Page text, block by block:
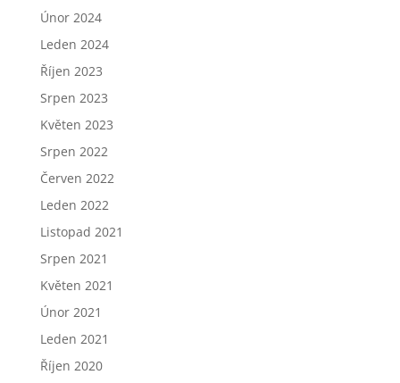
Únor 2024
Leden 2024
Říjen 2023
Srpen 2023
Květen 2023
Srpen 2022
Červen 2022
Leden 2022
Listopad 2021
Srpen 2021
Květen 2021
Únor 2021
Leden 2021
Říjen 2020